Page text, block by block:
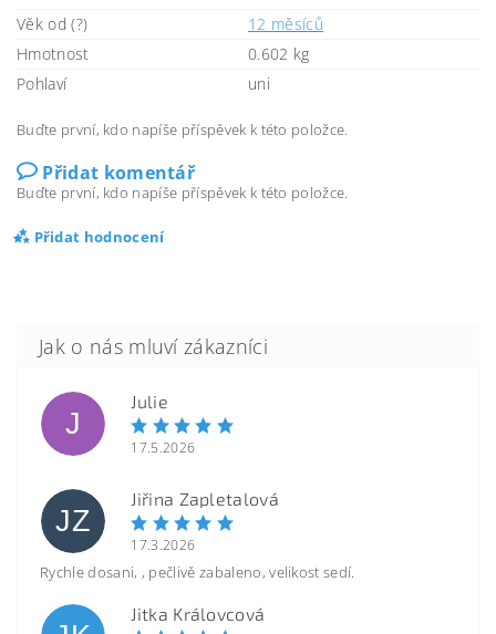
Věk od (?)
12 měsíců
Hmotnost
0.602 kg
Pohlaví
uni
Buďte první, kdo napíše příspěvek k této položce.
Přidat komentář
Buďte první, kdo napíše příspěvek k této položce.
Přidat hodnocení
J
Julie
17.5.2026
JZ
Jiřina Zapletalová
17.3.2026
Rychle dosani, , pečlivě zabaleno, velikost sedí.
Jitka Královcová